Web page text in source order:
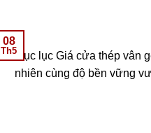
08
Th5Mục lục Giá cửa thép vân
nhiên cùng độ bền vững